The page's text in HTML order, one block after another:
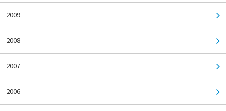
2009
2008
2007
2006